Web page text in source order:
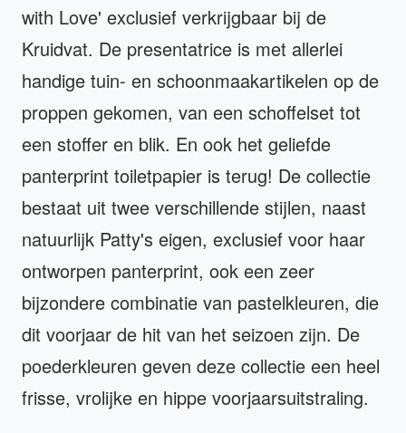
with Love' exclusief verkrijgbaar bij de
Kruidvat. De presentatrice is met allerlei
handige tuin- en schoonmaakartikelen op de
proppen gekomen, van een schoffelset tot
een stoffer en blik. En ook het geliefde
panterprint toiletpapier is terug! De collectie
bestaat uit twee verschillende stijlen, naast
natuurlijk Patty's eigen, exclusief voor haar
ontworpen panterprint, ook een zeer
bijzondere combinatie van pastelkleuren, die
dit voorjaar de hit van het seizoen zijn. De
poederkleuren geven deze collectie een heel
frisse, vrolijke en hippe voorjaarsuitstraling.